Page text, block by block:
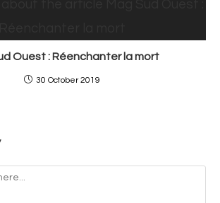
Ouest : Réenchanter la mort
30 October 2019